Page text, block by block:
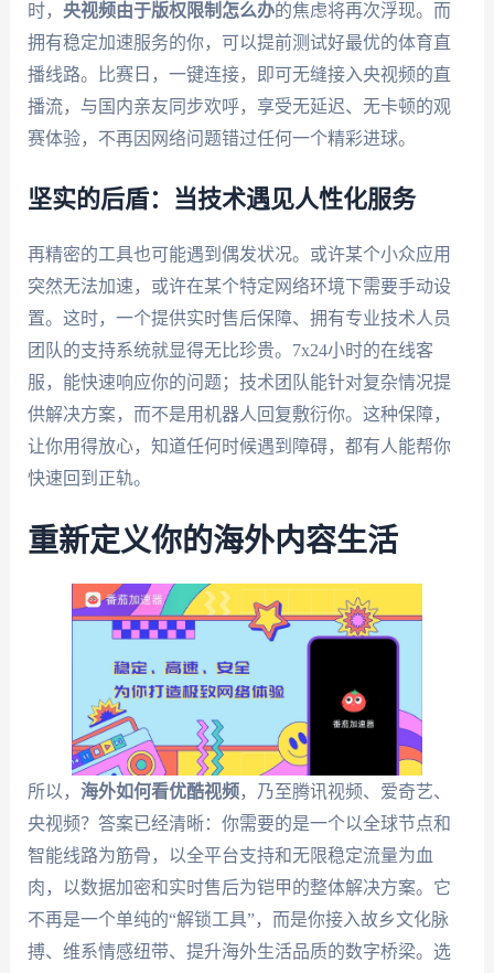
时， 央视频由于版权限制怎么办的焦虑将再次浮现。而
拥有稳定加速服务的你，可以提前测试好最优的体育直
播线路。比赛日，一键连接，即可无缝接入央视频的直
播流，与国内亲友同步欢呼，享受无延迟、无卡顿的观
赛体验，不再因网络问题错过任何一个精彩进球。
坚实的后盾：当技术遇见人性化服务
再精密的工具也可能遇到偶发状况。或许某个小众应用
突然无法加速，或许在某个特定网络环境下需要手动设
置。这时，一个提供实时售后保障、拥有专业技术人员
团队的支持系统就显得无比珍贵。7x24小时的在线客
服，能快速响应你的问题；技术团队能针对复杂情况提
供解决方案，而不是用机器人回复敷衍你。这种保障，
让你用得放心，知道任何时候遇到障碍，都有人能帮你
快速回到正轨。
重新定义你的海外内容生活
所以， 海外如何看优酷视频，乃至腾讯视频、爱奇艺、
央视频？答案已经清晰：你需要的是一个以全球节点和
智能线路为筋骨，以全平台支持和无限稳定流量为血
肉，以数据加密和实时售后为铠甲的整体解决方案。它
不再是一个单纯的“解锁工具”，而是你接入故乡文化脉
搏、维系情感纽带、提升海外生活品质的数字桥梁。选